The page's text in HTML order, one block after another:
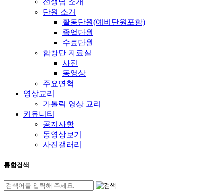
단원 소개
활동단원(예비단원포함)
졸업단원
수료단원
합창단 자료실
사진
동영상
주요연혁
영상교리
가톨릭 영상 교리
커뮤니티
공지사항
동영상보기
사진갤러리
통합검색